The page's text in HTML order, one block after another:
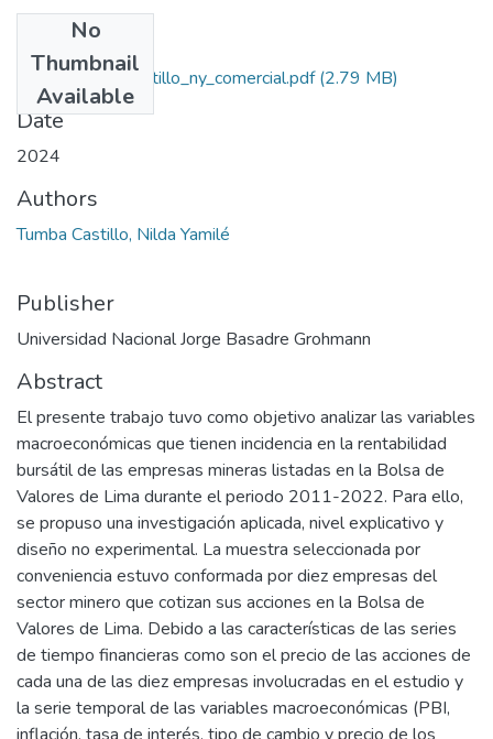
No
Thumbnail
Available
2024_tumba_castillo_ny_comercial.pdf(2.79 MB)
Date
2024
Authors
Tumba Castillo, Nilda Yamilé
Publisher
Universidad Nacional Jorge Basadre Grohmann
Abstract
El presente trabajo tuvo como objetivo analizar las variables
macroeconómicas que tienen incidencia en la rentabilidad
bursátil de las empresas mineras listadas en la Bolsa de
Valores de Lima durante el periodo 2011-2022. Para ello,
se propuso una investigación aplicada, nivel explicativo y
diseño no experimental. La muestra seleccionada por
conveniencia estuvo conformada por diez empresas del
sector minero que cotizan sus acciones en la Bolsa de
Valores de Lima. Debido a las características de las series
de tiempo financieras como son el precio de las acciones de
cada una de las diez empresas involucradas en el estudio y
la serie temporal de las variables macroeconómicas (PBI,